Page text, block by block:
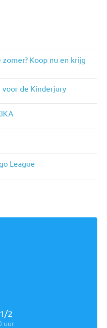
Koop nu en krijg
de Kinderjury
League
2
uur